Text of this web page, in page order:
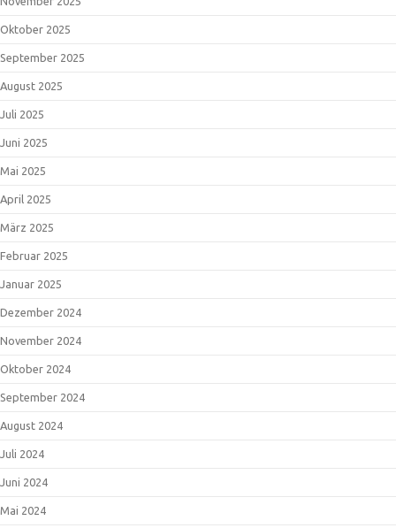
Oktober 2025
September 2025
August 2025
Juli 2025
Juni 2025
Mai 2025
April 2025
März 2025
Februar 2025
Januar 2025
Dezember 2024
November 2024
Oktober 2024
September 2024
August 2024
Juli 2024
Juni 2024
Mai 2024